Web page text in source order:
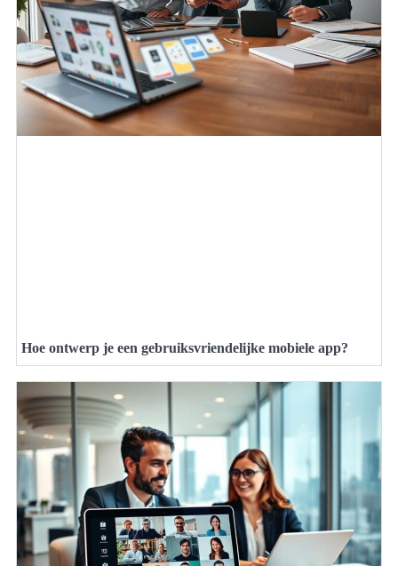
Hoe ontwerp je een gebruiksvriendelijke mobiele app?